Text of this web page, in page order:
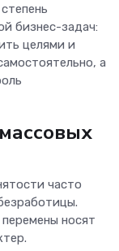
бизнес-задач:
целями и
а
часто
носят